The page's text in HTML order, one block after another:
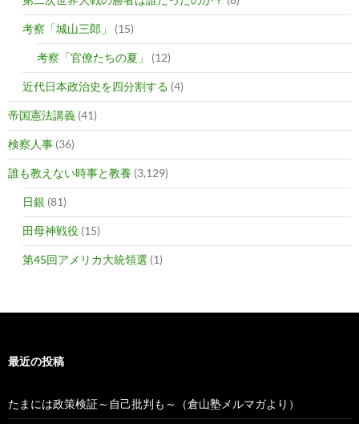
考察「城山三郎」 (15)
考察「官僚たちの夏」 (12)
近代日本政治史を四分割する (4)
帝国憲法講義 (41)
検察人事 (36)
誰も教えない時事と教養 (3,129)
日銀 (81)
田母神戦役 (15)
第45回アメリカ大統領選 (1)
最近の投稿
たまには政策検証～自己批判も～（倉山塾メルマガより）